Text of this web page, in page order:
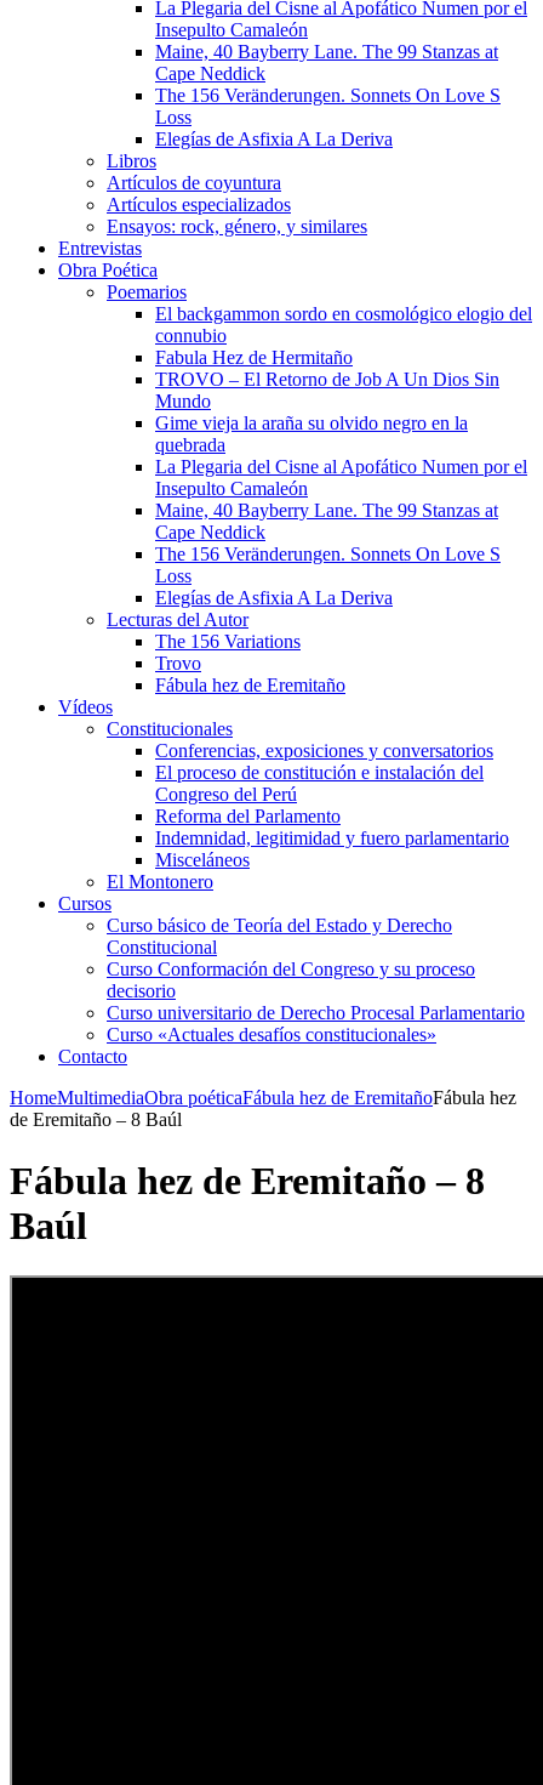
La Plegaria del Cisne al Apofático Numen por el
Insepulto Camaleón
Maine, 40 Bayberry Lane. The 99 Stanzas at
Cape Neddick
The 156 Veränderungen. Sonnets On Love S
Loss
Elegías de Asfixia A La Deriva
Libros
Artículos de coyuntura
Artículos especializados
Ensayos: rock, género, y similares
Entrevistas
Obra Poética
Poemarios
El backgammon sordo en cosmológico elogio del
connubio
Fabula Hez de Hermitaño
TROVO – El Retorno de Job A Un Dios Sin
Mundo
Gime vieja la araña su olvido negro en la
quebrada
La Plegaria del Cisne al Apofático Numen por el
Insepulto Camaleón
Maine, 40 Bayberry Lane. The 99 Stanzas at
Cape Neddick
The 156 Veränderungen. Sonnets On Love S
Loss
Elegías de Asfixia A La Deriva
Lecturas del Autor
The 156 Variations
Trovo
Fábula hez de Eremitaño
Vídeos
Constitucionales
Conferencias, exposiciones y conversatorios
El proceso de constitución e instalación del
Congreso del Perú
Reforma del Parlamento
Indemnidad, legitimidad y fuero parlamentario
Misceláneos
El Montonero
Cursos
Curso básico de Teoría del Estado y Derecho
Constitucional
Curso Conformación del Congreso y su proceso
decisorio
Curso universitario de Derecho Procesal Parlamentario
Curso «Actuales desafíos constitucionales»
Contacto
HomeMultimediaObra poéticaFábula hez de EremitañoFábula hez
de Eremitaño – 8 Baúl
Fábula hez de Eremitaño – 8
Baúl